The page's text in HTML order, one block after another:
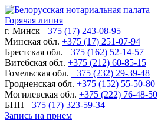
Горячая линия
г. Минск +375 (17) 243-08-95
Минская обл. +375 (17) 251-07-94
Брестская обл. +375 (162) 52-14-57
Витебская обл. +375 (212) 60-85-15
Гомельская обл. +375 (232) 29-39-48
Гродненская обл. +375 (152) 55-50-80
Могилевская обл. +375 (222) 76-48-50
БНП +375 (17) 323-59-34
Запись на прием